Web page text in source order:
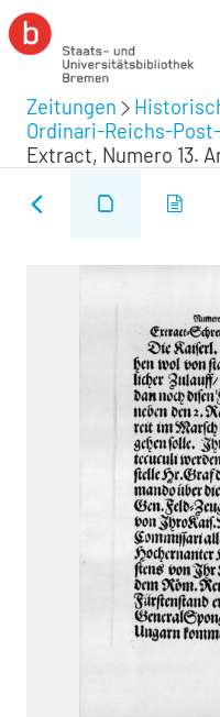
Zeitungen
Ordinari-Reichs-
Extract, Numero 13.